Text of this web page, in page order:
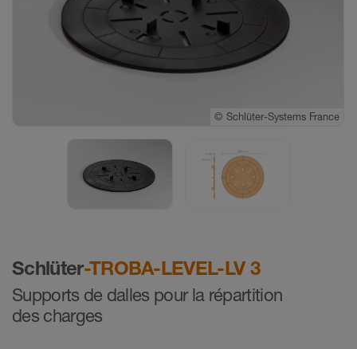
Schlüter-TROBA-LEVEL-LV 3
Supports de dalles pour la répartition
des charges
© Schlüter-Systems France
© Schlüter-Systems France